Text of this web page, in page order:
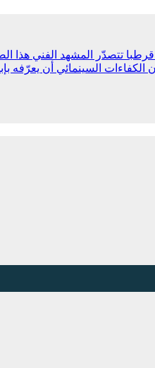
تتصدّر المشهد الفني هذا
السينمائي أن يعرّفه